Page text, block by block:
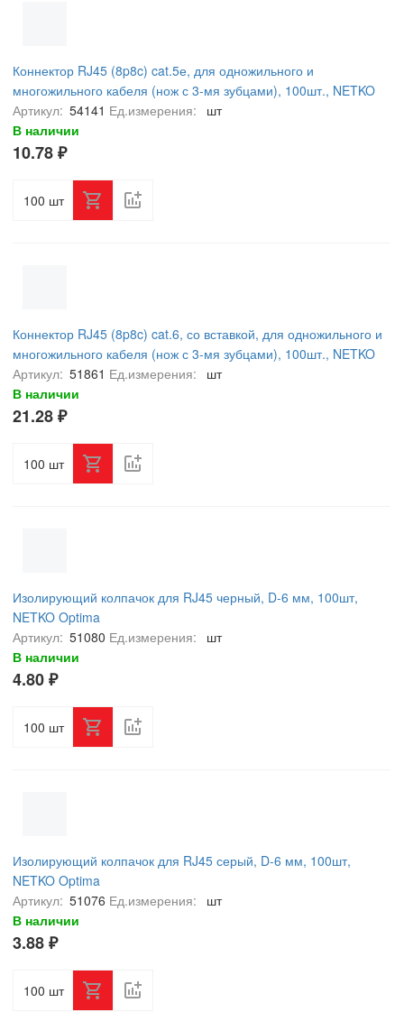
Коннектор RJ45 (8p8c) cat.5е, для одножильного и
многожильного кабеля (нож с 3-мя зубцами), 100шт., NETKO
Expert CKC
Артикул: 54141 Ед.измерения:
шт
В наличии
10.78 ₽
шт
Коннектор RJ45 (8p8c) cat.6, со вставкой, для одножильного и
многожильного кабеля (нож с 3-мя зубцами), 100шт., NETKO
Expert CKC
Артикул: 51861 Ед.измерения:
шт
В наличии
21.28 ₽
шт
Изолирующий колпачок для RJ45 черный, D-6 мм, 100шт,
NETKO Optima
Артикул: 51080 Ед.измерения:
шт
В наличии
4.80 ₽
шт
Изолирующий колпачок для RJ45 серый, D-6 мм, 100шт,
NETKO Optima
Артикул: 51076 Ед.измерения:
шт
В наличии
3.88 ₽
шт